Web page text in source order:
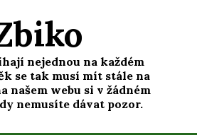
nejednou na každém
se tak musí mít stále na
našem webu si v žádném
nemusíte dávat pozor.